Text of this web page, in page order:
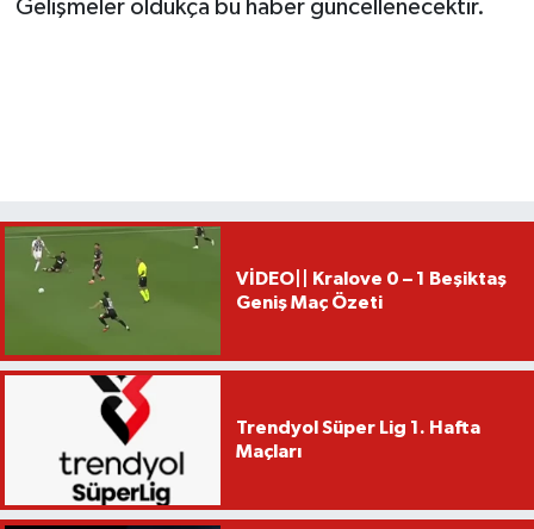
Gelişmeler oldukça bu haber güncellenecektir.
VİDEO|| Kralove 0 – 1 Beşiktaş
Geniş Maç Özeti
Trendyol Süper Lig 1. Hafta
Maçları